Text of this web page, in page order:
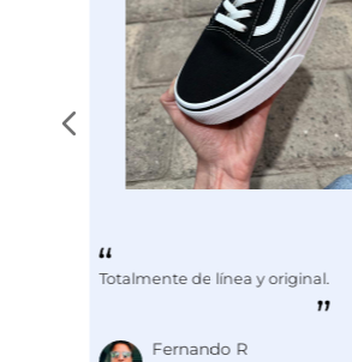
Totalmente de línea y original.
Fernando R